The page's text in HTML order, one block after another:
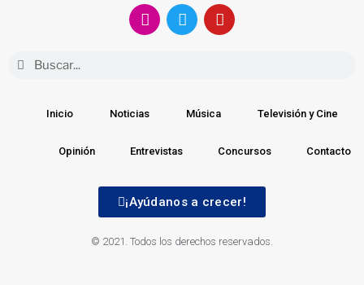
Inicio Noticias Música Televisión y Cine
Opinión Entrevistas Concursos Contacto
¡Ayúdanos a crecer!
© 2021. Todos los derechos reservados.